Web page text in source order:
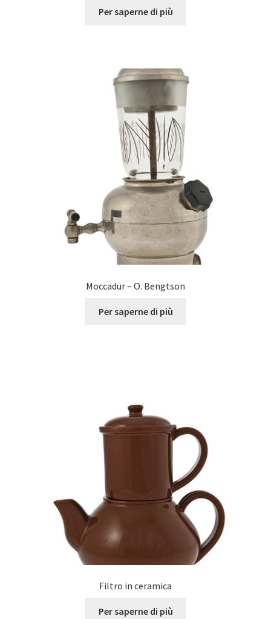
Per saperne di più
Moccadur – O. Bengtson
Per saperne di più
Filtro in ceramica
Per saperne di più